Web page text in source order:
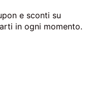
e sconti su
in ogni momento.